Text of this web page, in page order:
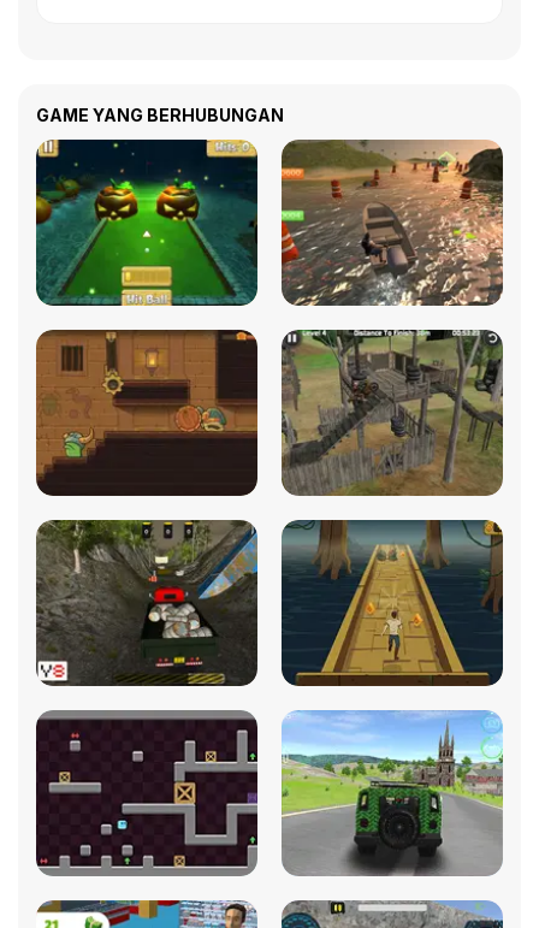
GAME YANG BERHUBUNGAN